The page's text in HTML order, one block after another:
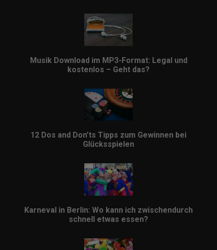
Musik Download im MP3-Format: Legal und
kostenlos – Geht das?
12 Dos and Don’ts Tipps zum Gewinnen bei
Glücksspielen
Karneval in Berlin: Wo kann ich zwischendurch
schnell etwas essen?